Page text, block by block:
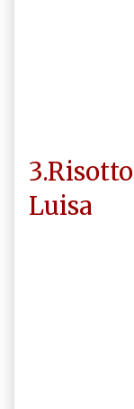
Luisa